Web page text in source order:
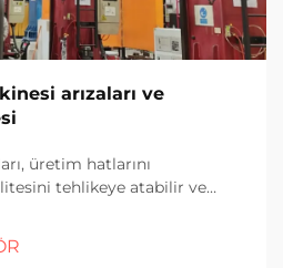
arızaları ve
üretim hatlarını
tehlikeye atabilir ve
ve bunların teşhis
anlamak, tutarlı